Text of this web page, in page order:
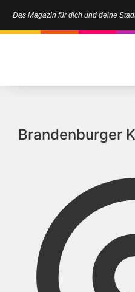
Das Magazin für dich und deine
Brandenburger